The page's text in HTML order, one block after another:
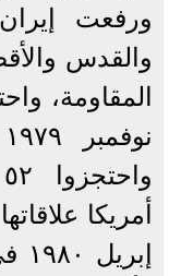
ورفعت
والقدس